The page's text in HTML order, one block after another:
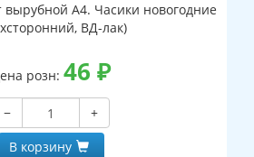
А4. Часики новогодние
ВД-лак)
розн: 46 ₽
−
+
В корзину